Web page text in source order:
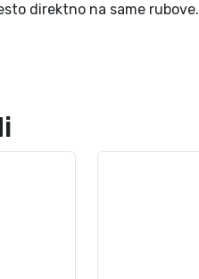
direktno na same rubove.